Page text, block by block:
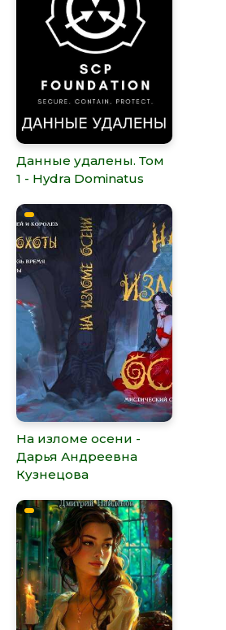
Данные удалены. Том
1 - Hydra Dominatus
На изломе осени -
Дарья Андреевна
Кузнецова